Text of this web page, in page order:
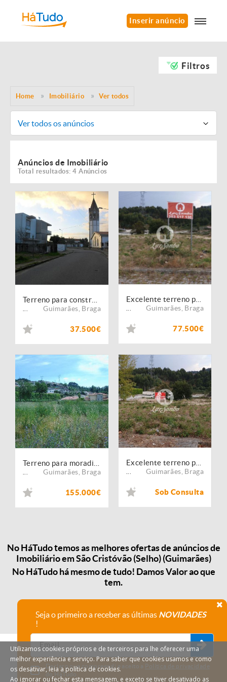
Inserir anúncio
Filtros
Home Imobiliário Ver todos
Ver todos os anúncios
Anúncios de Imobiliário
Total resultados: 4 Anúncios
Guimarães Braga
37.500€
Guimarães Braga
77.500€
Guimarães Braga
155.000€
Guimarães Braga
Sob Consulta
No HáTudo temos as melhores ofertas de anúncios de
Imobiliário em São Cristóvão (Selho) (Guimarães)
No HáTudo há mesmo de tudo! Damos Valor ao que
tem.
Seja o primeiro a receber as últimas NOVIDADES
!
Declaro que compreendi e aceito a Política de privacidade
do HáTudo.
Utilizamos cookies próprios e de terceiros para lhe oferecer uma
melhor experiência e serviço. Para saber que cookies usamos e como
os desativar, leia a política de cookies.
Ao ignorar ou fechar esta mensagem, e exceto se tiver desativado as